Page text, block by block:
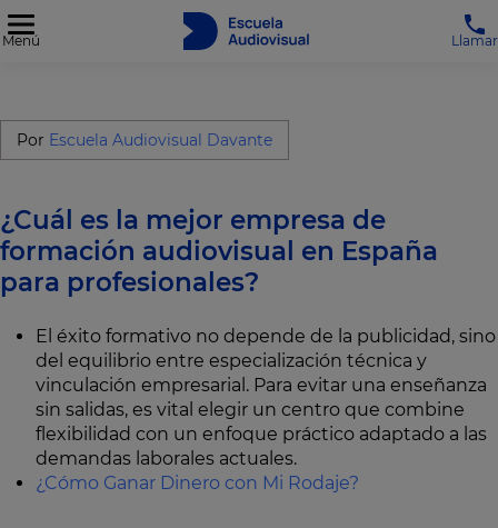
Menú Llamar
Por Escuela Audiovisual Davante
¿Cuál es la mejor empresa de
formación audiovisual en España
para profesionales?
El éxito formativo no depende de la publicidad, sino
del equilibrio entre especialización técnica y
vinculación empresarial. Para evitar una enseñanza
sin salidas, es vital elegir un centro que combine
flexibilidad con un enfoque práctico adaptado a las
demandas laborales actuales.
¿Cómo Ganar Dinero con Mi Rodaje?